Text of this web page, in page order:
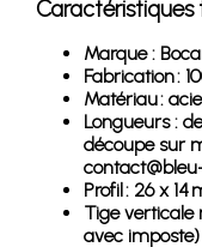
Caractéristiques
Marque :
Fabrication :
Matériau :
Longueurs :
découpe sur
Profil : 26 x 14
Tige verticale
avec imposte)